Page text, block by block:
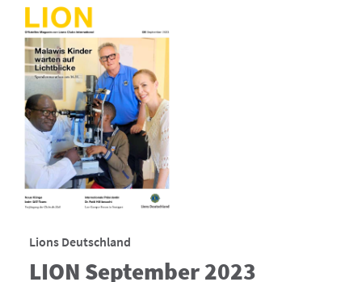
Lions Deutschland
LION September 2023